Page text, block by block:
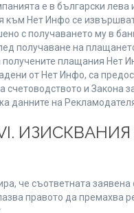
е в български
Нет Инфо се
с получаването му в
получаване на
получените плащания
от Нет Инфо, са
счетоводството и
данните на
че съответната
правото да премахва